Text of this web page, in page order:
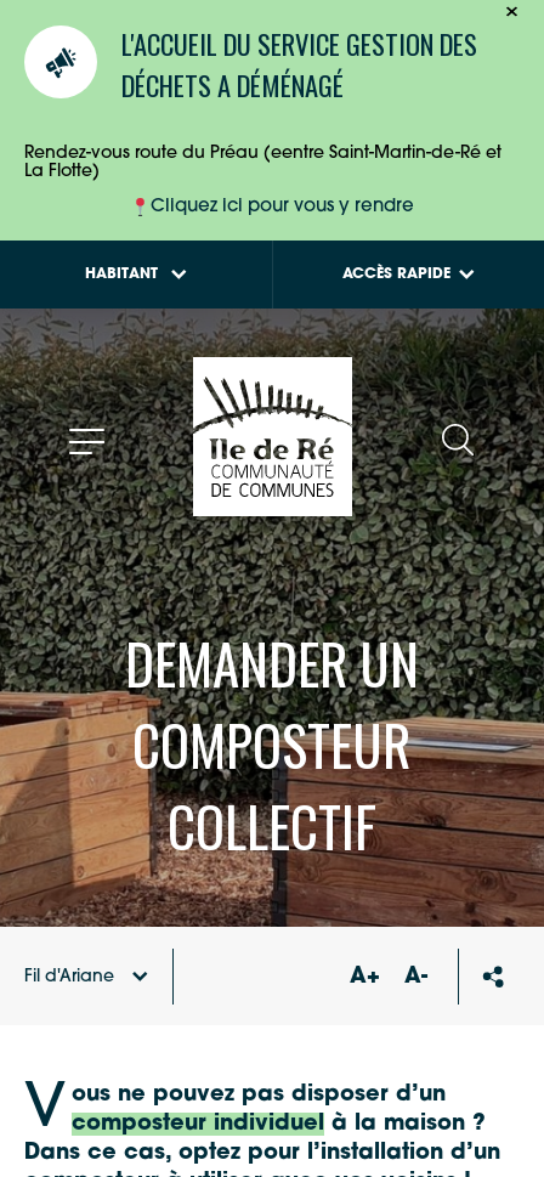
L'ACCUEIL DU SERVICE GESTION DES
DÉCHETS A DÉMÉNAGÉ
Rendez-vous route du Préau (eentre Saint-Martin-de-Ré et
La Flotte)
Cliquez ici pour vous y rendre
HABITANT
ENTREPRISES
DEMANDER UN
COMPOSTEUR
COLLECTIF
collecte des déchets
ACCÈS RAPIDE
Fil d'Ariane A+ A-
V ous ne pouvez pas disposer d’un
composteur individuel à la maison ?
Dans ce cas, optez pour l’installation d’un